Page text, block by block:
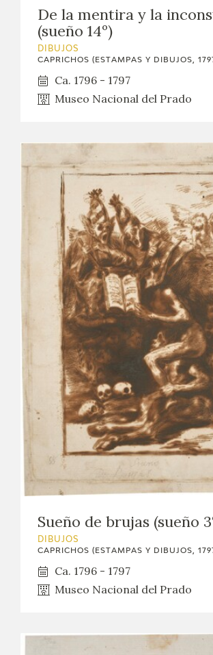
De la mentira y la
(sueño 14º)
DIBUJOS
CAPRICHOS (ESTAMPAS Y DIBUJOS,
Ca. 1796 - 1797
Museo Nacional del Prado
Sueño de brujas (sueño
DIBUJOS
CAPRICHOS (ESTAMPAS Y DIBUJOS,
Ca. 1796 - 1797
Museo Nacional del Prado